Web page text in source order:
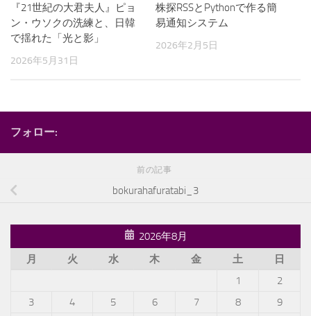
『21世紀の大君夫人』ピョ
ン・ウソクの洗練と、日韓
で揺れた「光と影」
2026年5月31日
株探RSSとPythonで作る簡
易通知システム
2026年2月5日
フォロー:
前の記事
bokurahafuratabi_3
2026年8月
月
火 水 木 金 土
日
1
2
3
4 5 6 7 8
9